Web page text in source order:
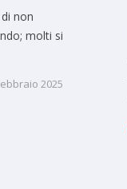
non
molti si
2025